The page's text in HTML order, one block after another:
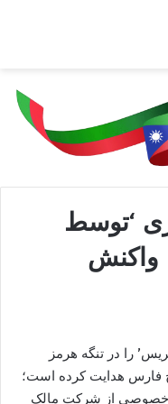
‘توسط
واکنش
را در تنگه هرمز
فارس هدایت کرده است؛
خصوصی از شرکت مالک